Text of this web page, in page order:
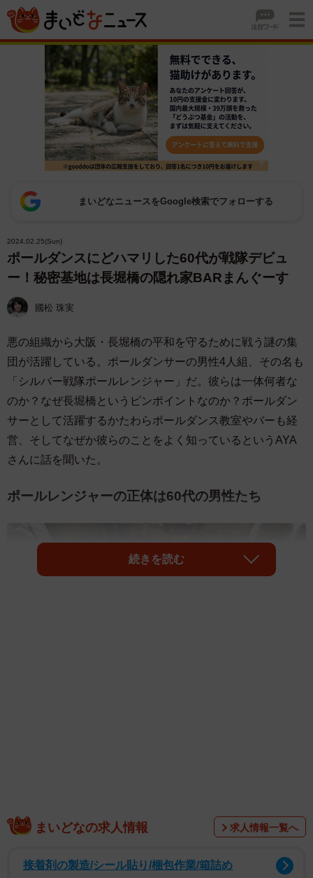
まいどなニュースをGoogle検索でフォローする
2024.02.25(Sun)
ポールダンスにどハマリした60代が戦隊デビュ
ー！秘密基地は長堀橋の隠れ家BARまんぐーす
國松 珠実
悪の組織から大阪・長堀橋の平和を守るために戦う謎の集
団が活躍している。ポールダンサーの男性4人組、その名も
「シルバー戦隊ポールレンジャー」だ。彼らは一体何者な
のか？なぜ長堀橋というピンポイントなのか？ポールダン
サーとして活躍するかたわらポールダンス教室やバーも経
営、そしてなぜか彼らのことをよく知っているというAYA
さんに話を聞いた。
ポールレンジャーの正体は60代の男性たち
続きを読む
まいどなの求人情報 求人情報一覧へ
接着剤の製造/シール貼り/梱包作業/箱詰め